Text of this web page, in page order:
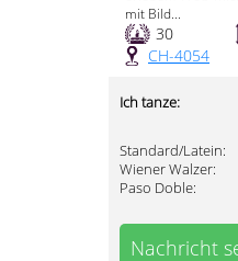
mit Bild...
30
CH-4054
Ich tanze:
Standard/Latein:
Wiener Walzer:
Paso Doble:
Nachricht